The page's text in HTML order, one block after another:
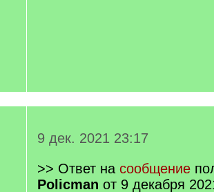
9 дек. 2021 23:17
>> Ответ на сообщение
Policman от 9 декабря